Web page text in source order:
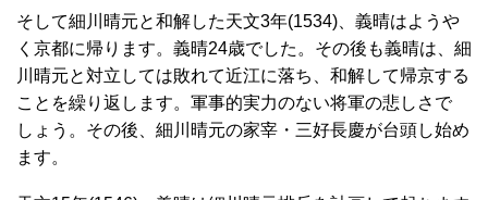
そして細川晴元と和解した天文3年(1534)、義晴はようや
く京都に帰ります。義晴24歳でした。その後も義晴は、細
川晴元と対立しては敗れて近江に落ち、和解して帰京する
ことを繰り返します。軍事的実力のない将軍の悲しさで
しょう。その後、細川晴元の家宰・三好長慶が台頭し始め
ます。